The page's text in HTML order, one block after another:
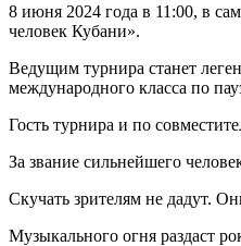
8 июня 2024 года в 11:00, в
человек Кубани».
Ведущим турнира станет
международного класса по
Гость турнира и по
За звание сильнейшего
Скучать зрителям не дадут.
Музыкального огня раздаст